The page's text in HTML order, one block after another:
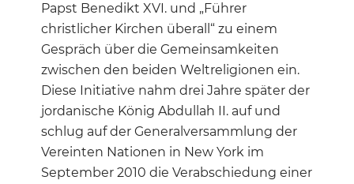
Papst Benedikt XVI. und „Führer
christlicher Kirchen überall“ zu einem
Gespräch über die Gemeinsamkeiten
zwischen den beiden Weltreligionen ein.
Diese Initiative nahm drei Jahre später der
jordanische König Abdullah II. auf und
schlug auf der Generalversammlung der
Vereinten Nationen in New York im
September 2010 die Verabschiedung einer